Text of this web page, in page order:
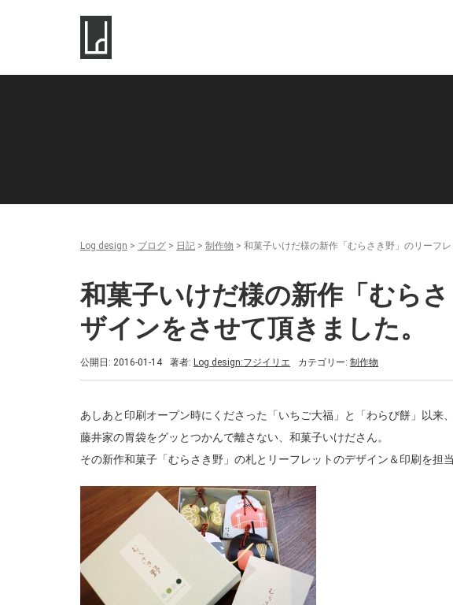
Log design > ブログ > 日記 > 制作物 > 和菓子いけだ様の新作「むらさき野」のリーフ
和菓子いけだ様の新作「むら
ザインをさせて頂きました。
公開日: 2016-01-14 著者: Log design:フジイリエ カテゴリー: 制作物
あしあと印刷オープン時にくださった「いちご大福」と「わらび餅」以来、
藤井家の胃袋をグッとつかんで離さない、和菓子いけださん。
その新作和菓子「むらさき野」の札とリーフレットのデザイン＆印刷を担